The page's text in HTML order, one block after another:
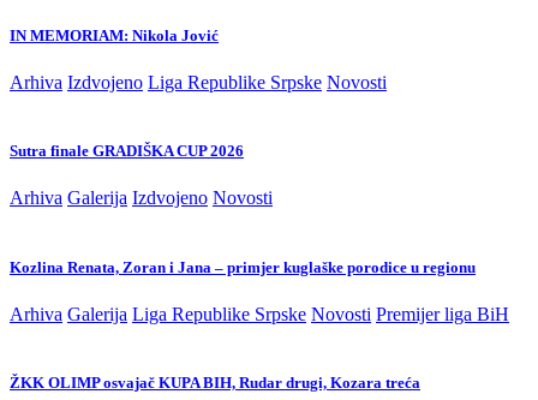
IN MEMORIAM: Nikola Jović
Arhiva Izdvojeno Liga Republike Srpske Novosti
Sutra finale GRADIŠKA CUP 2026
Arhiva Galerija Izdvojeno Novosti
Kozlina Renata, Zoran i Jana – primjer kuglaške porodice u regionu
Arhiva Galerija Liga Republike Srpske Novosti Premijer liga BiH
ŽKK OLIMP osvajač KUPA BIH, Rudar drugi, Kozara treća